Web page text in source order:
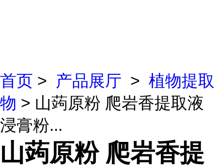
首页 > 产品展厅 > 植物提取
物 > 山蒟原粉 爬岩香提取液
浸膏粉...
山蒟原粉 爬岩香提